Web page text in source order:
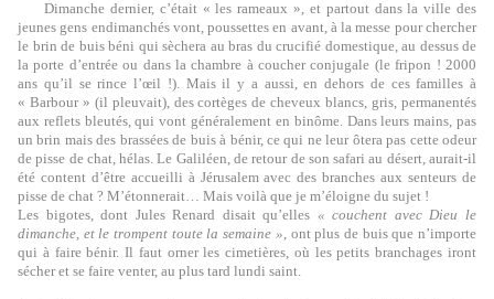
Dimanche dernier, c’était « les rameaux », et partout dans la ville des
jeunes gens endimanchés vont, poussettes en avant, à la messe pour chercher
le brin de buis béni qui sèchera au bras du crucifié domestique, au dessus de
la porte d’entrée ou dans la chambre à coucher conjugale (le fripon ! 2000
ans qu’il se rince l’œil !). Mais il y a aussi, en dehors de ces familles à
« Barbour » (il pleuvait), des cortèges de cheveux blancs, gris, permanentés
aux reflets bleutés, qui vont généralement en binôme. Dans leurs mains, pas
un brin mais des brassées de buis à bénir, ce qui ne leur ôtera pas cette odeur
de pisse de chat, hélas. Le Galiléen, de retour de son safari au désert, aurait-il
été content d’être accueilli à Jérusalem avec des branches aux senteurs de
pisse de chat ? M’étonnerait… Mais voilà que je m’éloigne du sujet !
Les bigotes, dont Jules Renard disait qu’elles « couchent avec Dieu le
dimanche, et le trompent toute la semaine », ont plus de buis que n’importe
qui à faire bénir. Il faut orner les cimetières, où les petits branchages iront
sécher et se faire venter, au plus tard lundi saint.